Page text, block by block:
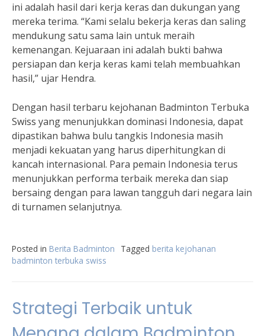
ini adalah hasil dari kerja keras dan dukungan yang
mereka terima. “Kami selalu bekerja keras dan saling
mendukung satu sama lain untuk meraih
kemenangan. Kejuaraan ini adalah bukti bahwa
persiapan dan kerja keras kami telah membuahkan
hasil,” ujar Hendra.
Dengan hasil terbaru kejohanan Badminton Terbuka
Swiss yang menunjukkan dominasi Indonesia, dapat
dipastikan bahwa bulu tangkis Indonesia masih
menjadi kekuatan yang harus diperhitungkan di
kancah internasional. Para pemain Indonesia terus
menunjukkan performa terbaik mereka dan siap
bersaing dengan para lawan tangguh dari negara lain
di turnamen selanjutnya.
Posted in Berita Badminton Tagged berita kejohanan
badminton terbuka swiss
Strategi Terbaik untuk